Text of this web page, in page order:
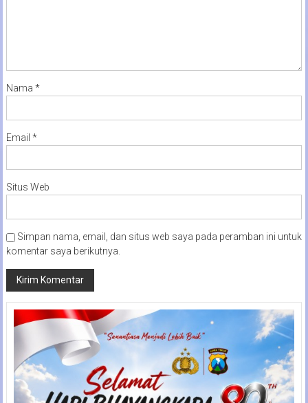
Nama *
Email *
Situs Web
Simpan nama, email, dan situs web saya pada peramban ini untuk
komentar saya berikutnya.